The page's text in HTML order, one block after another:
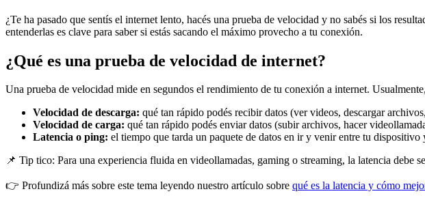
¿Te ha pasado que sentís el internet lento, hacés una prueba de velocidad y no sabés si los
entenderlas es clave para saber si estás sacando el máximo provecho a tu conexión.
¿Qué es una prueba de velocidad de internet?
Una prueba de velocidad mide en segundos el rendimiento de tu conexión a internet.
Velocidad de descarga: qué tan rápido podés recibir datos (ver videos, descargar
Velocidad de carga: qué tan rápido podés enviar datos (subir archivos, hacer
Latencia o ping: el tiempo que tarda un paquete de datos en ir y venir entre tu dispositivo
📌 Tip tico: Para una experiencia fluida en videollamadas, gaming o streaming, la latencia debe
👉 Profundizá más sobre este tema leyendo nuestro artículo sobre qué es la latencia y cómo